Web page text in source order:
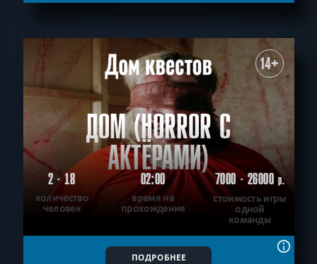
14+
ДОМ (HORROR С
АКТЁРАМИ)
2 - 18
количество
человек
02:00
время на
прохождение
7000 - 26000р.
стоимость игры
одной
команды
ПОДРОБНЕЕ